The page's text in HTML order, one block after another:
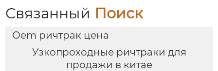
Связанный Поиск
Oem ричтрак цена
Узкопроходные ричтраки для
продажи в китае